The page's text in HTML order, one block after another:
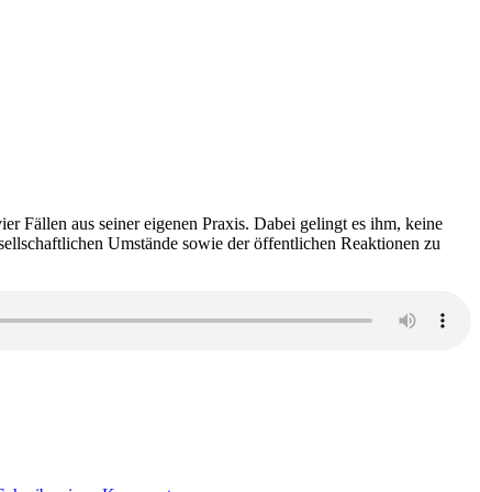
Fällen aus seiner eigenen Praxis. Dabei gelingt es ihm, keine
Umstände sowie der öffentlichen Reaktionen zu